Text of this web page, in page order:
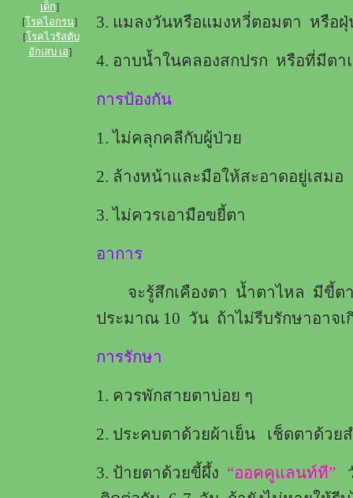
เด็ก]
[โรคไอกรน]
[โรคไวรัสตับ
อักเสบ เอ]
3. แมลงวันหรือแมงหวี่ตอมตา หรือฝุ่
4. อาบน้ำในคลองสกปรก หรือที่มีตา
การป้องกัน
1. ไม่คลุกคลีกับผู้ป่วย
2. ล้างหน้าและมือให้สะอาดอยู่เสมอ
3. ไม่ควรเอามือขยี้ตา
อาการ
จะรู้สึกเคืองตา น้ำตาไหล มีขี้ตา
ประมาณ 10 วัน ถ้าไม่รีบรักษาอาจเ
การรักษา
1. ควรพักสายตาบ่อย ๆ
2. ประคบตาด้วยผ้าเย็น เช็ดตาด้วย
3. ป้ายตาด้วยขี้ผึ้ง “ออคคูแลนท์ที”